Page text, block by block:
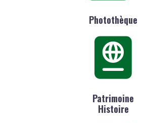
Photothèque
Patrimoine
Histoire